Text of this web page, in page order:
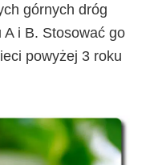
górnych dróg
i B. Stosować go
powyżej 3 roku